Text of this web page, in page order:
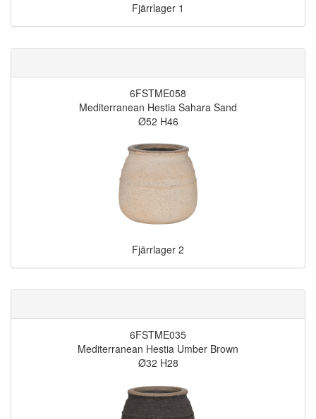
Fjärrlager 1
6FSTME058
Mediterranean Hestia Sahara Sand
Ø52 H46
Fjärrlager 2
6FSTME035
Mediterranean Hestia Umber Brown
Ø32 H28